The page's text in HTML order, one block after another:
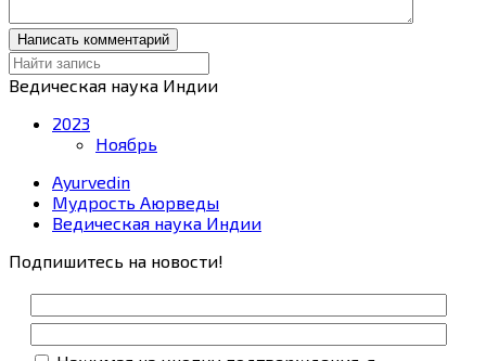
Ведическая наука Индии
2023
Ноябрь
Ayurvedin
Мудрость Аюрведы
Ведическая наука Индии
Подпишитесь на новости!